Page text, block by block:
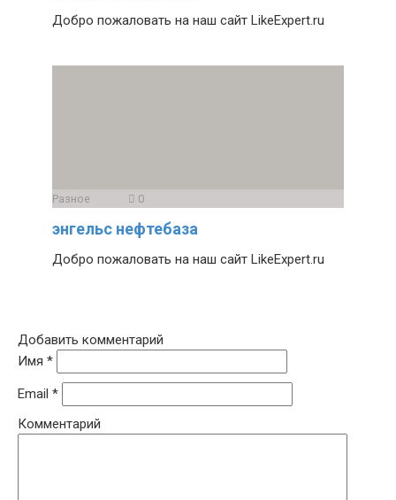
Добро пожаловать на наш сайт LikeExpert.ru
Разное 0
энгельс нефтебаза
Добро пожаловать на наш сайт LikeExpert.ru
Добавить комментарий
Имя *
Email *
Комментарий